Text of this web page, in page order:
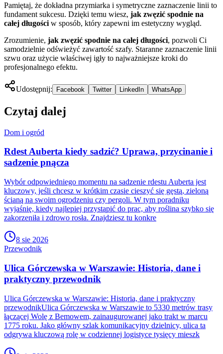
Pamiętaj, że dokładna przymiarka i symetryczne zaznaczenie linii to
fundament sukcesu. Dzięki temu wiesz, jak zwęzić spodnie na
całej długości w sposób, który zapewni im estetyczny wygląd.
Zrozumienie, jak zwęzić spodnie na całej długości, pozwoli Ci
samodzielnie odświeżyć zawartość szafy. Staranne zaznaczenie linii
szwu oraz użycie właściwej igły to najważniejsze kroki do
profesjonalnego efektu.
Udostępnij: Facebook Twitter LinkedIn WhatsApp
Czytaj dalej
Dom i ogród
Rdest Auberta kiedy sadzić? Uprawa, przycinanie i
sadzenie pnącza
Wybór odpowiedniego momentu na sadzenie rdestu Auberta jest
kluczowy, jeśli chcesz w krótkim czasie cieszyć się gęstą, zieloną
ścianą na swoim ogrodzeniu czy pergoli. W tym poradniku
wyjaśnię, kiedy najlepiej przystąpić do prac, aby roślina szybko się
zakorzeniła i zdrowo rosła. Znajdziesz tu konkre
8 sie 2026
Przewodnik
Ulica Górczewska w Warszawie: Historia, dane i
praktyczny przewodnik
Ulica Górczewska w Warszawie: Historia, dane i praktyczny
przewodnikUlica Górczewska w Warszawie to 5330 metrów trasy
łączącej Wolę z Bemowem, zainaugurowanej jako trakt w marcu
1775 roku. Jako główny szlak komunikacyjny dzielnicy, ulica ta
odgrywa kluczową rolę w codziennej logistyce tysięcy mieszk